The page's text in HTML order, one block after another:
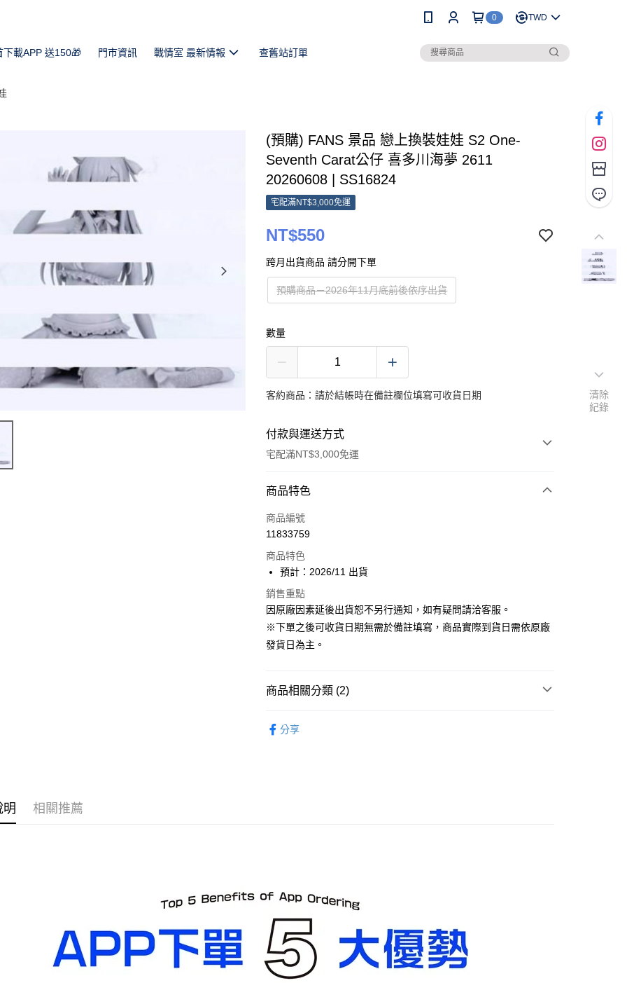
0 TWD
下載APP 送150🎁 門市資訊 戰情室 最新情報 查舊站訂單
(預購) FANS 景品 戀上換裝娃娃 S2 One-
Seventh Carat公仔 喜多川海夢 2611
20260608 | SS16824
宅配滿NT$3,000免運
NT$550
跨月出貨商品 請分開下單
預購商品－2026年11月底前後依序出貨
數量
客約商品：請於結帳時在備註欄位填寫可收貨日期
付款與運送方式
宅配滿NT$3,000免運
付款方式
信用卡一次付款
ATM付款
運送方式
預購-宅配(舊)
預購-宅配(離島)(舊)
東海門市自取，需自備購物袋取貨唷。
商品特色
商品編號
11833759
商品特色
預計：2026/11 出貨
銷售重點
因原廠因素延後出貨恕不另行通知，如有疑問請洽客服。
※下單之後可收貨日期無需於備註填寫，商品實際到貨日需依原廠
發貨日為主。
商品相關分類 (2)
分享
明 相關推薦
清除
紀錄